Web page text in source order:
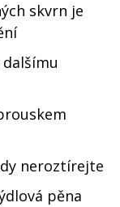
skvrn je
neroztírejte
pěna